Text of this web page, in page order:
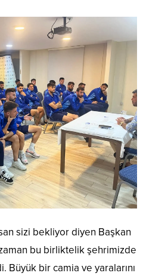
sizi bekliyor diyen Başkan
zaman bu birliktelik şehrimizde
Büyük bir camia ve yaralarını